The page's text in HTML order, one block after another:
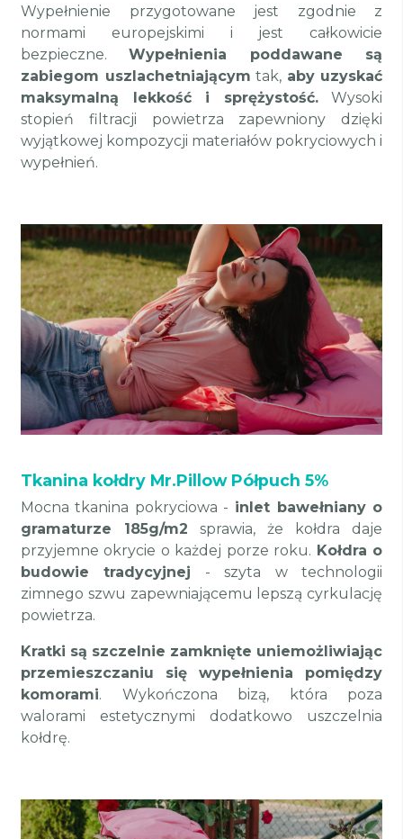
Wypełnienie przygotowane jest zgodnie z
normami europejskimi i jest całkowicie
bezpieczne.Wypełnienia poddawane są
zabiegom uszlachetniającym tak, aby uzyskać
maksymalną lekkość i sprężystość.Wysoki
stopień filtracji powietrza zapewniony dzięki
wyjątkowej kompozycji materiałów pokryciowych i
wypełnień.
Tkanina kołdry Mr.Pillow Półpuch 5%
Mocna tkanina pokryciowa - inlet bawełniany o
gramaturze 185g/m2 sprawia, że kołdra daje
przyjemne okrycie o każdej porze roku. Kołdra o
budowie tradycyjnej - szyta w technologii
zimnego szwu zapewniającemu lepszą cyrkulację
powietrza.
Kratki są szczelnie zamknięte uniemożliwiając
przemieszczaniu się wypełnienia pomiędzy
komorami. Wykończona bizą, która poza
walorami estetycznymi dodatkowo uszczelnia
kołdrę.